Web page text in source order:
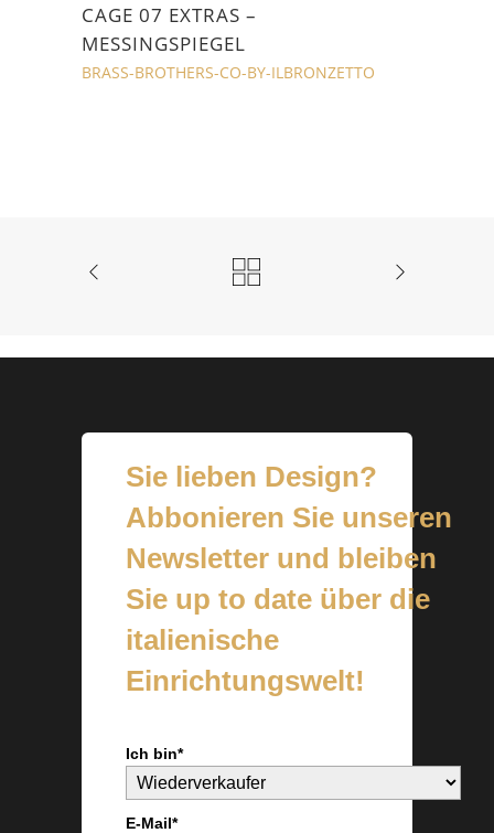
CAGE 07 EXTRAS –
MESSINGSPIEGEL
BRASS-BROTHERS-CO-BY-ILBRONZETTO
Sie lieben Design?
Abbonieren Sie unseren
Newsletter und bleiben
Sie up to date über die
italienische
Einrichtungswelt!
Ich bin*
E-Mail*